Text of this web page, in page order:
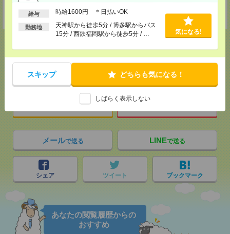
給与 時給1600円 ＊日払いOK
勤務地
天神駅から徒歩5分 / 博多駅からバス
15分 / 西鉄福岡駅から徒歩5分 / …
気になる!
スキップ どちらも気になる！
しばらく表示しない
★今ならご来社登録でQUOカード2000円分をプレゼント中★
応募ページへ
気になる！
メールで送る LINEで送る
シェア ツイート ブックマーク
あなたの閲覧履歴からの
おすすめ